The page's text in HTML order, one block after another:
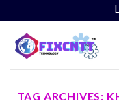
to
content
LỰA
TAG ARCHIVES: